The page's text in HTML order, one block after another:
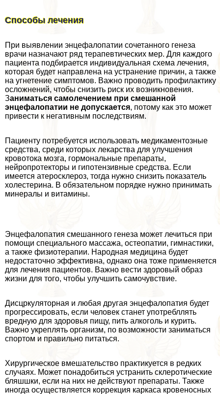
Способы лечения
При выявлении энцефалопатии сочетанного генеза
врачи назначают ряд терапевтических мер. Для каждого
пациента подбирается индивидуальная схема лечения,
которая будет направлена на устранение причин, а также
на угнетение симптомов. Важно проводить профилактику
осложнений, чтобы снизить риск их возникновения.
Заниматься самолечением при смешанной
энцефалопатии не допускается, потому как это может
привести к негативным последствиям.
Пациенту потребуется использовать медикаментозные
средства, среди которых лекарства для улучшения
кровотока мозга, гормональные препараты,
нейропротекторы и гипотензивные средства. Если
имеется атеросклероз, тогда нужно снизить показатель
холестерина. В обязательном порядке нужно принимать
минералы и витамины.
Энцефалопатия смешанного генеза может лечиться при
помощи специального массажа, остеопатии, гимнастики,
а также физиотерапии. Народная медицина будет
недостаточно эффективна, однако она тоже применяется
для лечения пациентов. Важно вести здоровый образ
жизни для того, чтобы улучшить самочувствие.
Дисцркуляторная и любая другая энцефалопатия будет
прогрессировать, если человек станет употрeбллять
вредную для здоровья пищу, пить алкоголь и курить.
Важно укреплять организм, по возможности заниматься
спортом и правильно питаться.
Хирургическое вмешательство пpaктикуется в редких
случаях. Может понадобиться устранить склеротические
бляшшки, если на них не действуют препараты. Также
иногда осуществляется коррекция каркаса кровеносных